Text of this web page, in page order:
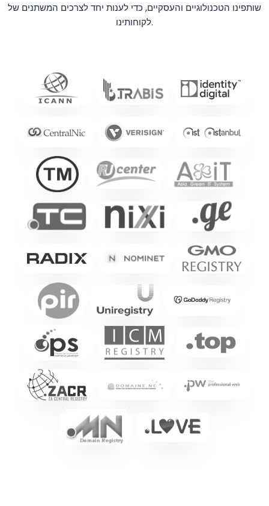
שותפינו הטכנולוגיים והעסקיים, כדי לענות יחד לצרכים המשתנים של
לקוחותינו.